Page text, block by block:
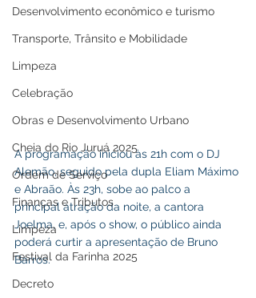
Desenvolvimento econômico e turismo
Transporte, Trânsito e Mobilidade
Limpeza
Celebração
Obras e Desenvolvimento Urbano
Cheia do Rio Juruá 2025
Ordem de Serviço
Finanças e Tributos
Limpeza
Festival da Farinha 2025
Decreto
A programação iniciou às 21h com o DJ
Alemão, seguido pela dupla Eliam Máximo
e Abraão. Às 23h, sobe ao palco a
principal atração da noite, a cantora
Joelma, e, após o show, o público ainda
poderá curtir a apresentação de Bruno
Barros.